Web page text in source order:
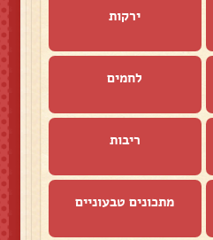
ירקות
לחמים
ריבות
מתכונים טבעוניים